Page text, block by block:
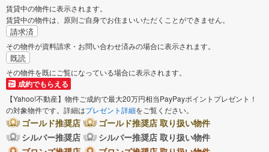
賃貸中の物件に表示されます。
賃貸中の物件は、原則ご自身でお住まいいただくことができません。
請求済
その物件が資料請求・お問い合わせ済みの場合に表示されます。
既読
その物件を既にご覧になっている場合に表示されます。
成約でもらえる
【Yahoo!不動産】物件ご成約で最大20万円相当PayPayポイントプレゼント！
の対象物件です。詳細はプレゼント詳細をご覧ください。
ゴールド推奨店
ゴールド推奨店 取り扱い物件
シルバー推奨店
シルバー推奨店 取り扱い物件